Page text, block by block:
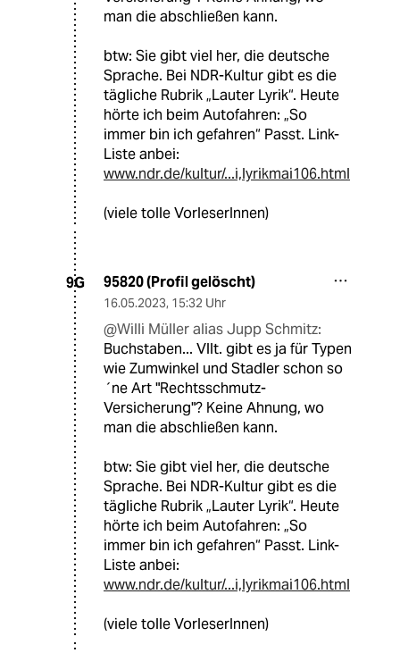
man die abschließen kann.
btw: Sie gibt viel her, die deutsche
Sprache. Bei NDR-Kultur gibt es die
tägliche Rubrik „Lauter Lyrik“. Heute
hörte ich beim Autofahren: „So
immer bin ich gefahren“ Passt. Link-
Liste anbei:
www.ndr.de/kultur/...i,lyrikmai106.html
(viele tolle VorleserInnen)
9G 95820 (Profil gelöscht)
16.05.2023, 15:32 Uhr
@Willi Müller alias Jupp Schmitz:
Buchstaben... Vllt. gibt es ja für Typen
wie Zumwinkel und Stadler schon so
´ne Art "Rechtsschmutz-
Versicherung"? Keine Ahnung, wo
man die abschließen kann.
btw: Sie gibt viel her, die deutsche
Sprache. Bei NDR-Kultur gibt es die
tägliche Rubrik „Lauter Lyrik“. Heute
hörte ich beim Autofahren: „So
immer bin ich gefahren“ Passt. Link-
Liste anbei:
www.ndr.de/kultur/...i,lyrikmai106.html
(viele tolle VorleserInnen)